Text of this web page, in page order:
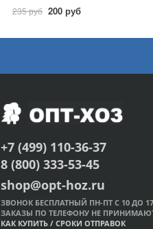
235 руб 200 руб
+7 (499) 110-36-37
8 (800) 333-53-45
shop@opt-hoz.ru
ЗВОНОК БЕСПЛАТНЫЙ ПН-ПТ С 10 ДО
ЗАКАЗЫ ПО ТЕЛЕФОНУ НЕ
КАК КУПИТЬ / СРОКИ ОТПРАВОК